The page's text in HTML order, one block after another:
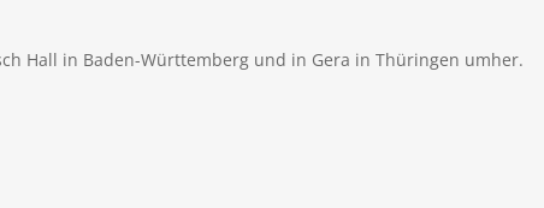
Hall in Baden-Württemberg und in Gera in Thüringen umher.